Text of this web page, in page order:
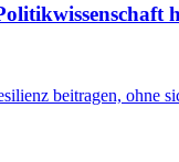
beitragen, ohne